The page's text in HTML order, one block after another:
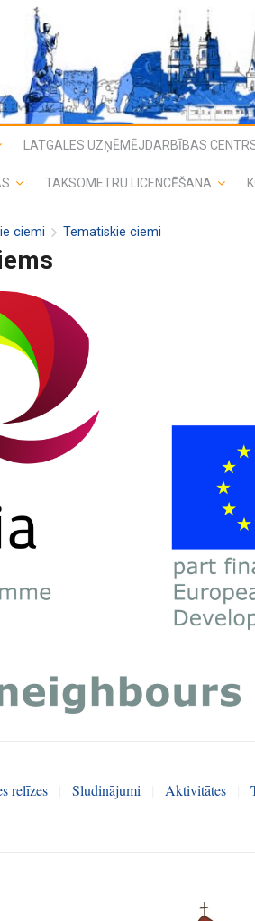
LATGALES UZŅĒMĒJDARBĪBAS
TAKSOMETRU LICENCĒŠANA
ciemi Tematiskie ciemi
relīzes Sludinājumi Aktivitātes